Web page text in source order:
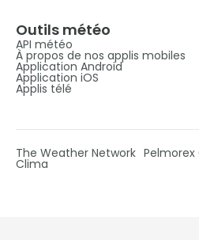
Outils météo
API météo
À propos de nos applis mobiles
Application Android
Application iOS
Applis télé
The Weather Network Pelmorex
Clima